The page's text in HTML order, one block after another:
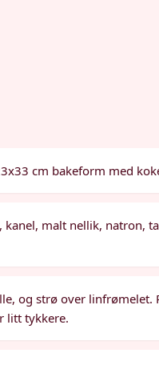
cm bakeform med
malt nellik, natron,
og strø over
litt tykkere.